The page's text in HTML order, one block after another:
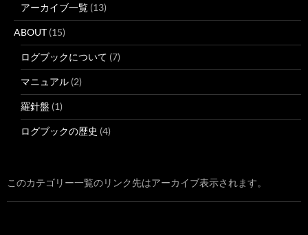
アーカイブ一覧 (13)
ABOUT (15)
ログブックについて (7)
マニュアル (2)
羅針盤 (1)
ログブックの歴史 (4)
このカテゴリー一覧のリンク先はアーカイブ表示されます。